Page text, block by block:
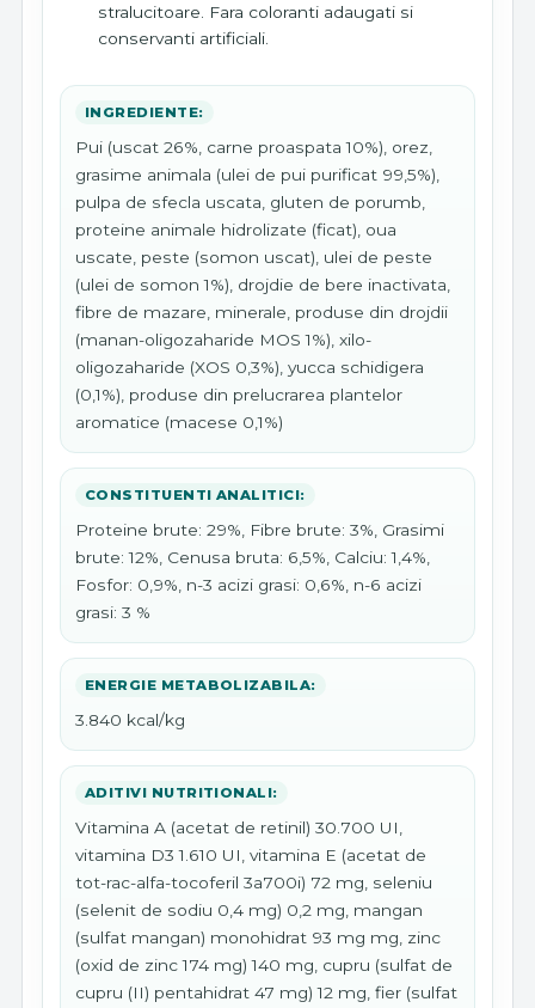
stralucitoare. Fara coloranti adaugati si
conservanti artificiali.
INGREDIENTE:
Pui (uscat 26%, carne proaspata 10%), orez,
grasime animala (ulei de pui purificat 99,5%),
pulpa de sfecla uscata, gluten de porumb,
proteine animale hidrolizate (ficat), oua
uscate, peste (somon uscat), ulei de peste
(ulei de somon 1%), drojdie de bere inactivata,
fibre de mazare, minerale, produse din drojdii
(manan-oligozaharide MOS 1%), xilo-
oligozaharide (XOS 0,3%), yucca schidigera
(0,1%), produse din prelucrarea plantelor
aromatice (macese 0,1%)
CONSTITUENTI ANALITICI:
Proteine brute: 29%, Fibre brute: 3%, Grasimi
brute: 12%, Cenusa bruta: 6,5%, Calciu: 1,4%,
Fosfor: 0,9%, n-3 acizi grasi: 0,6%, n-6 acizi
grasi: 3 %
ENERGIE METABOLIZABILA:
3.840 kcal/kg
ADITIVI NUTRITIONALI:
Vitamina A (acetat de retinil) 30.700 UI,
vitamina D3 1.610 UI, vitamina E (acetat de
tot-rac-alfa-tocoferil 3a700i) 72 mg, seleniu
(selenit de sodiu 0,4 mg) 0,2 mg, mangan
(sulfat mangan) monohidrat 93 mg mg, zinc
(oxid de zinc 174 mg) 140 mg, cupru (sulfat de
cupru (II) pentahidrat 47 mg) 12 mg, fier (sulfat